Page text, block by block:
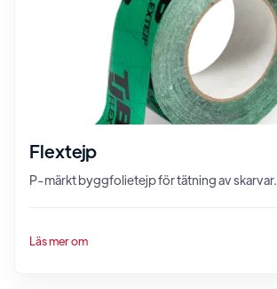
Flextejp
P-märkt byggfolietejp för tätning av skarvar.
Läs mer om